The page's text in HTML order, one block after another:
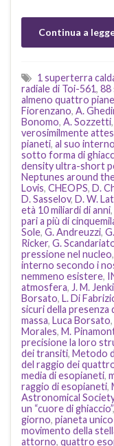
Continua a
1 superterra
radiale di Toi-561, 88
almeno quattro
Fiorenzano, A.
Bonomo, A. Sozzetti,
verosimilmente
pianeti, al suo
sotto forma di
density ultra-short
Neptunes around
Lovis, CHEOPS, D.
D. Sasselov, D. W.
età 10 miliardi di anni,
pari a più di
Sole, G. Andreuzzi,
Ricker, G.
pressione nel nucleo,
interno secondo i
nemmeno esistere,
atmosfera, J. M.
Borsato, L. Di
sicuri della presenza
massa, Luca Borsato,
Morales, M.
precisione la loro
dei transiti, Metodo
del raggio dei
media di esopianeti,
raggio di esopianeti,
Astronomical Society
un “cuore di ghiaccio”,
giorno, pianeta
movimento della
attorno, quattro